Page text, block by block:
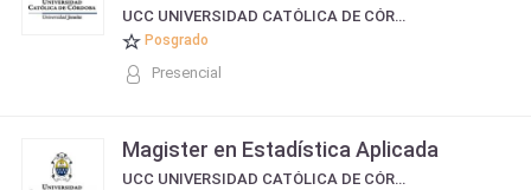
UCC UNIVERSIDAD CATÓLICA DE CÓRDOBA
Posgrado
Presencial
Magister en Estadística Aplicada
UCC UNIVERSIDAD CATÓLICA DE CÓRDOBA